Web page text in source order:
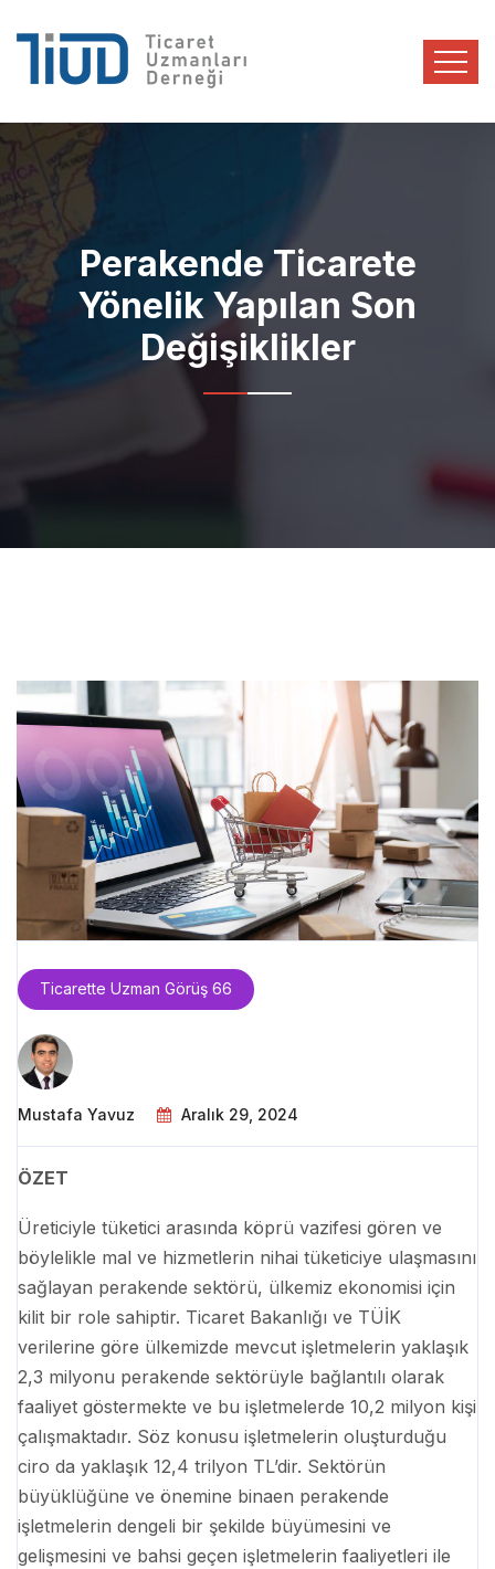
Perakende Ticarete
Yönelik Yapılan Son
Değişiklikler
Ticarette Uzman Görüş 66
Mustafa Yavuz Aralık 29, 2024
ÖZET
Üreticiyle tüketici arasında köprü vazifesi gören ve
böylelikle mal ve hizmetlerin nihai tüketiciye ulaşmasını
sağlayan perakende sektörü, ülkemiz ekonomisi için
kilit bir role sahiptir. Ticaret Bakanlığı ve TÜİK
verilerine göre ülkemizde mevcut işletmelerin yaklaşık
2,3 milyonu perakende sektörüyle bağlantılı olarak
faaliyet göstermekte ve bu işletmelerde 10,2 milyon kişi
çalışmaktadır. Söz konusu işletmelerin oluşturduğu
ciro da yaklaşık 12,4 trilyon TL’dir. Sektörün
büyüklüğüne ve önemine binaen perakende
işletmelerin dengeli bir şekilde büyümesini ve
gelişmesini ve bahsi geçen işletmelerin faaliyetleri ile